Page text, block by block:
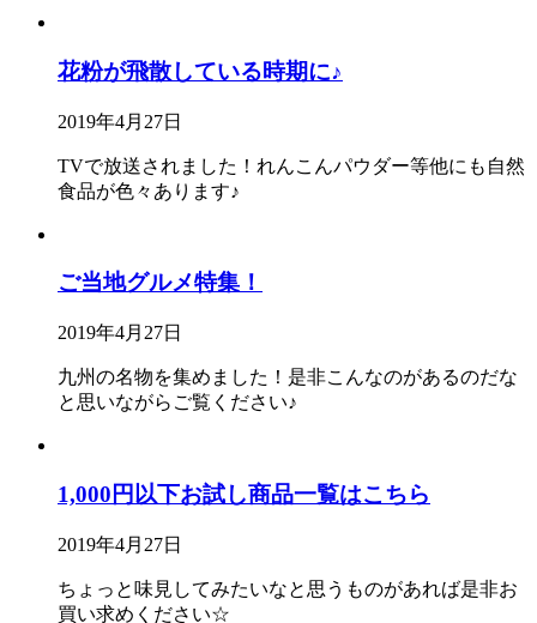
花粉が飛散している時期に♪
2019年4月27日
TVで放送されました！れんこんパウダー等他にも自然
食品が色々あります♪
ご当地グルメ特集！
2019年4月27日
九州の名物を集めました！是非こんなのがあるのだな
と思いながらご覧ください♪
1,000円以下お試し商品一覧はこちら
2019年4月27日
ちょっと味見してみたいなと思うものがあれば是非お
買い求めください☆